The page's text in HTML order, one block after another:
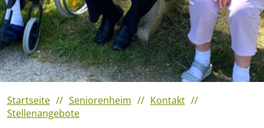
Startseite Seniorenheim
Kontakt
Stellenangebote
2023
Verantaltungshighlights 2022
Veranstaltungshighlights
2021